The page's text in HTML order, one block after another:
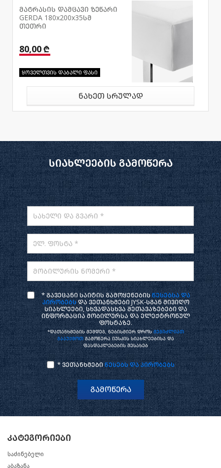
მატრასის დამცავი ზეწარი
GERDA 180x200x35სმ
თეთრი
80,00 ₾
ყოველთვის დაბალი ფასი
ნახეთ სრულად
სიახლეების გამოწერა
სახელი და გვარი *
ელ. ფოსტა *
მობილურის ნომერი *
* გავეცანი საიტის გამოყენებისწესებსა და
პირობებსდა ვეთანხმები JYSK-სგან მივიღო
სიახლეები, სხვადასხვა შეთავაზებები და
ინფორმაცია მობილურსა და ელექტრონულ
ფოსტაზე.
*დათანხმების შემდეგ, ნებისმიერ დროს შეგიძლიათ
გააუქმოთგამოწერა იუსკის სიახლეებისა და
ფასდაკლებების შესახებ
* ვეთანხმები წესებს და პირობებს
გამოწერა
კატეგორიები
საძინებელი
აბაზანა